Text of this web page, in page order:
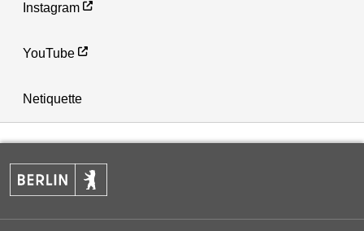
Instagram
YouTube
Netiquette